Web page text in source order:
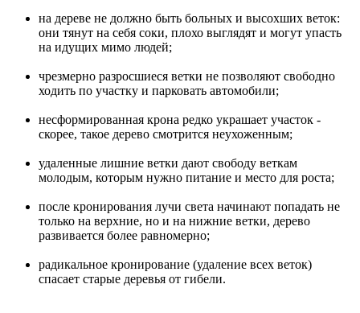
на дереве не должно быть больных и высохших веток:
они тянут на себя соки, плохо выглядят и могут упасть
на идущих мимо людей;
чрезмерно разросшиеся ветки не позволяют свободно
ходить по участку и парковать автомобили;
несформированная крона редко украшает участок -
скорее, такое дерево смотрится неухоженным;
удаленные лишние ветки дают свободу веткам
молодым, которым нужно питание и место для роста;
после кронирования лучи света начинают попадать не
только на верхние, но и на нижние ветки, дерево
развивается более равномерно;
радикальное кронирование (удаление всех веток)
спасает старые деревья от гибели.